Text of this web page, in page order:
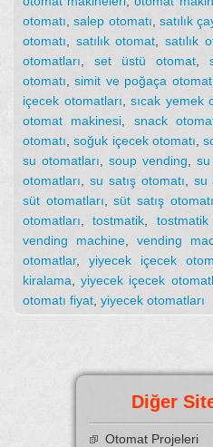
otomatı ,salep otomatı satılık
otomatı
satılık otomat ,satılık
otomatları
set üstü otomat
otomatı ,simit ve poğaça
içecek otomatları ,sıcak yemek
otomat makinesi
snack
otomatı ,soğuk içecek otomatı ,
su otomatları
soup vending su
otomatları
su satış otomatı su
süt otomatları ,süt satış otomatı
otomatları ,tostmatik
vending machine, vending
otomatlar, yiyecek içecek
kiralama ,yiyecek içecek
otomatı fiyat yiyecek otomatları
Diğer
Otomat Projeleri